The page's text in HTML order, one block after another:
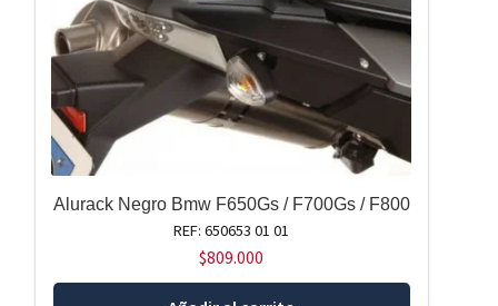
Alurack Negro Bmw F650Gs / F700Gs / F800
REF: 650653 01 01
$809.000